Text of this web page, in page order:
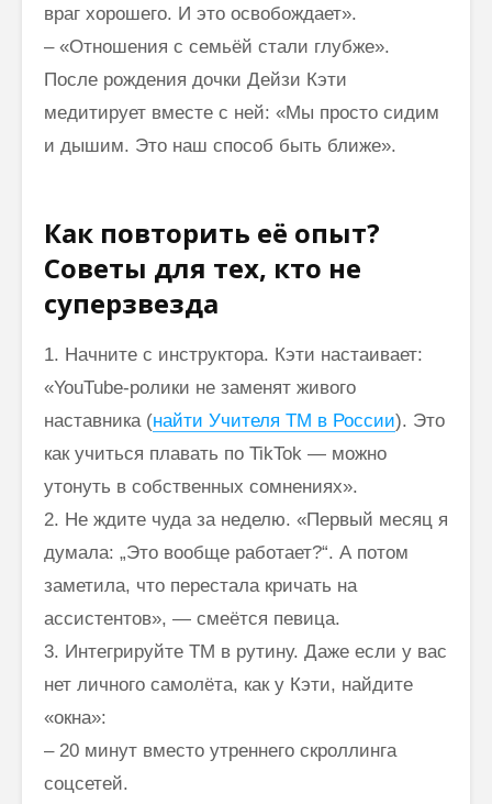
враг хорошего. И это освобождает».
– «Отношения с семьёй стали глубже».
После рождения дочки Дейзи Кэти
медитирует вместе с ней: «Мы просто сидим
и дышим. Это наш способ быть ближе».
Как повторить её опыт?
Советы для тех, кто не
суперзвезда
1. Начните с инструктора. Кэти настаивает:
«YouTube-ролики не заменят живого
наставника (найти Учителя ТМ в России). Это
как учиться плавать по TikTok — можно
утонуть в собственных сомнениях».
2. Не ждите чуда за неделю. «Первый месяц я
думала: „Это вообще работает?“. А потом
заметила, что перестала кричать на
ассистентов», — смеётся певица.
3. Интегрируйте ТМ в рутину. Даже если у вас
нет личного самолёта, как у Кэти, найдите
«окна»:
– 20 минут вместо утреннего скроллинга
соцсетей.